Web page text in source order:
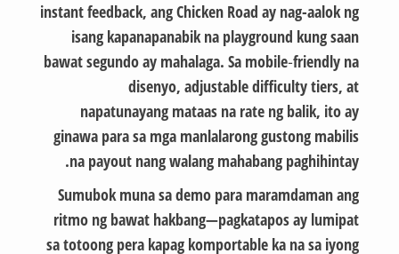
instant feedback, ang Chicken Road ay nag-aalok ng
isang kapanapanabik na playground kung saan
bawat segundo ay mahalaga. Sa mobile‑friendly na
disenyo, adjustable difficulty tiers, at
napatunayang mataas na rate ng balik, ito ay
ginawa para sa mga manlalarong gustong mabilis
na payout nang walang mahabang paghihintay.
Sumubok muna sa demo para maramdaman ang
ritmo ng bawat hakbang—pagkatapos ay lumipat
sa totoong pera kapag komportable ka na sa iyong